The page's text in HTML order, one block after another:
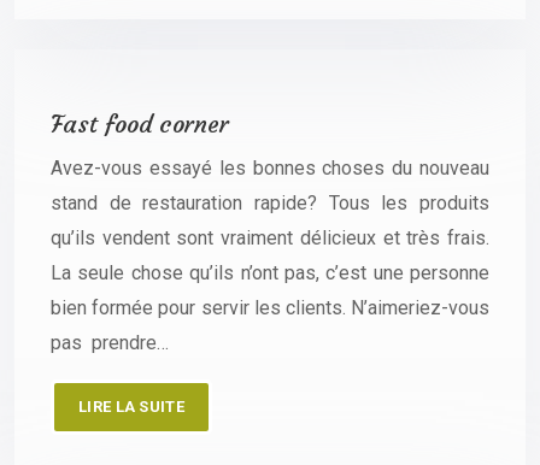
Fast food corner
Avez-vous essayé les bonnes choses du nouveau
stand de restauration rapide? Tous les produits
qu’ils vendent sont vraiment délicieux et très frais.
La seule chose qu’ils n’ont pas, c’est une personne
bien formée pour servir les clients. N’aimeriez-vous
pas prendre…
LIRE LA SUITE